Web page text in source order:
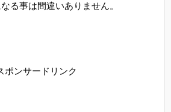
る事は間違いありません。
ポンサードリンク